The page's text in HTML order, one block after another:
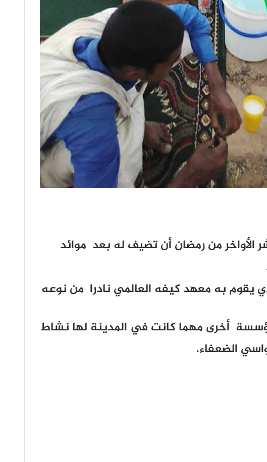
الأواخر من رمضان أن تضيف له بعد موائد
يقوم به معهد كيفه العالمي نادرا من نوعه
أخرى مهما كانت في المدينة لها نشاط
الضعفاء.